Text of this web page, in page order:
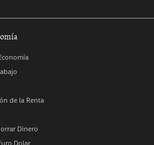
de la Renta
Dinero
Dolar